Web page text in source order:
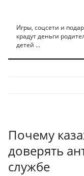
Игры, соцсети и
крадут деньги
детей ...
Почему
доверять
службе